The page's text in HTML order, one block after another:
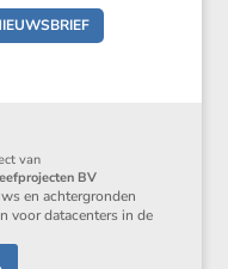
van
BV
en achtergronden
voor datacenters in de